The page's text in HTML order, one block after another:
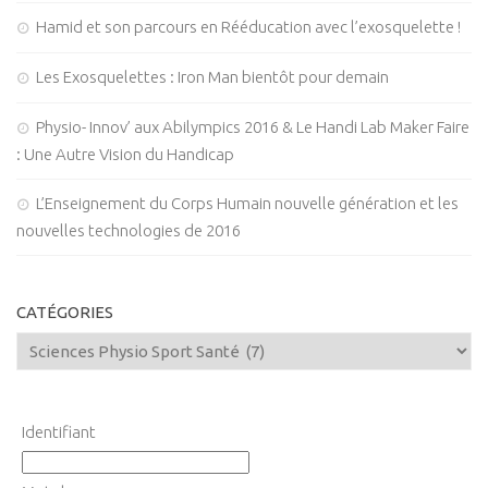
Hamid et son parcours en Rééducation avec l’exosquelette !
Les Exosquelettes : Iron Man bientôt pour demain
Physio- Innov’ aux Abilympics 2016 & Le Handi Lab Maker Faire
: Une Autre Vision du Handicap
L’Enseignement du Corps Humain nouvelle génération et les
nouvelles technologies de 2016
CATÉGORIES
Identifiant